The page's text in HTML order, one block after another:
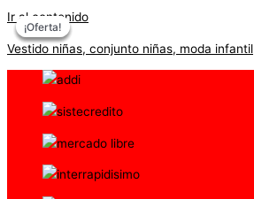
Ir al contenido
Vestido niñas, conjunto niñas, moda infantil
¡Oferta!
¡Oferta!
¡Oferta!
¡Oferta!